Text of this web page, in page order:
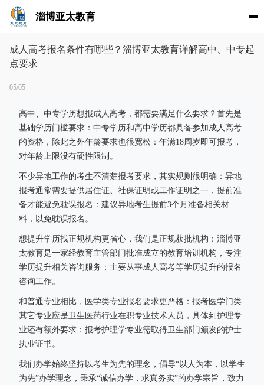
淄博亚太教育
成人高考报名条件有哪些？淄博亚太教育详解高中、中专起
点要求
05/05
高中、中专学历想报成人高考，都需要满足什么要求？首先是
基础学历门槛要求：中专学历和高中学历都具备参加成人高考
的资格，除此之外年龄要求也很宽松：年满18周岁即可报考，
对年龄上限没有硬性限制。
不少异地工作的考生不清楚报考要求，其实规则很明确：异地
报考通常需要提供居住证、社保证明或工作证明之一，提前准
备才能避免耽误报名：建议异地考生提前3个月准备相关材
料，以免耽误报名。
想提升学历找正规机构更省心，我们是正规获批机构：淄博亚
太教育是一家经教育主管部门批准成立的教育培训机构，专注
学历提升相关咨询服务：主要从事成人高考等学历提升的报名
咨询工作。
和普通专业相比，医学类专业报名要求更严格：报考医学门类
其它专业应是卫生医药行业在职专业技术人员，具体到护理专
业还有额外要求：报考护理学专业需取得卫生部门颁发的护士
执业证书。
我们办学始终坚持以考生为先的理念，倡导“以人为本，以学生
为先”办学理念，秉承“诚信办学，求真务实”的办学宗旨，致力